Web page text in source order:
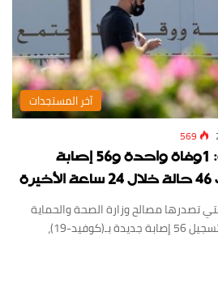
‏آخر المستجدات
569
نشرة كوفيد المغرب: 1وفاة واحدة و56 إصابة
تصدرها مصالح وزارة الصحة والحماية
الاجتماعية، اليوم السبت، عن تسجيل 56 إصابة جديدة بـ(كوفيد-19)،